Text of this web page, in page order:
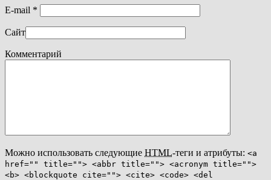
E-mail *
Сайт
Комментарий
Можно использовать следующие HTML-теги и атрибуты: <a
href="" title=""> <abbr title=""> <acronym title="">
<b> <blockquote cite=""> <cite> <code> <del